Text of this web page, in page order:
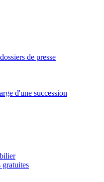
de presse
d'une succession